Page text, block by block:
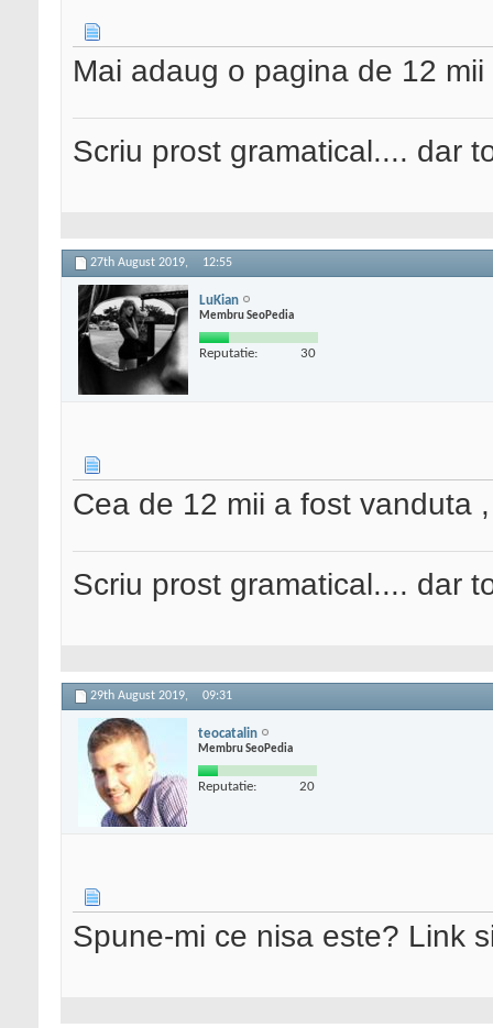
Mai adaug o pagina de 12
Scriu prost gramatical.... dar
27th August 2019, 12:55
LuKian
Membru SeoPedia
Reputatie: 30
Cea de 12 mii a fost vanduta
Scriu prost gramatical.... dar
29th August 2019, 09:31
teocatalin
Membru SeoPedia
Reputatie: 20
Spune-mi ce nisa este? Link